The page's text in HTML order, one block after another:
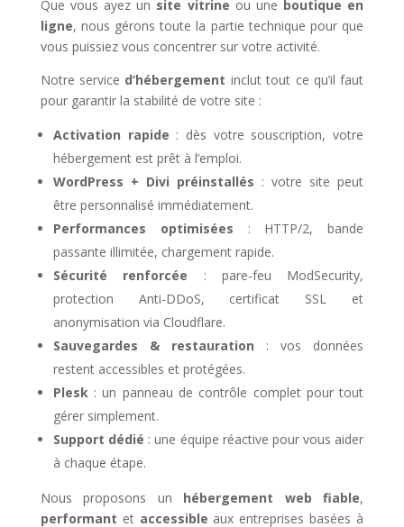
Que vous ayez un site vitrine ou une boutique en
ligne, nous gérons toute la partie technique pour que
vous puissiez vous concentrer sur votre activité.
Notre service d’hébergement inclut tout ce qu’il faut
pour garantir la stabilité de votre site :
Activation rapide : dès votre souscription, votre
hébergement est prêt à l’emploi.
WordPress + Divi préinstallés : votre site peut
être personnalisé immédiatement.
Performances optimisées : HTTP/2, bande
passante illimitée, chargement rapide.
Sécurité renforcée : pare-feu ModSecurity,
protection Anti-DDoS, certificat SSL et
anonymisation via Cloudflare.
Sauvegardes & restauration : vos données
restent accessibles et protégées.
Plesk: un panneau de contrôle complet pour tout
gérer simplement.
Support dédié : une équipe réactive pour vous aider
à chaque étape.
Nous proposons un hébergement web fiable,
performant et accessible aux entreprises basées à